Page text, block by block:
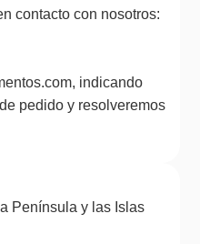
contacto con nosotros:
indicando
pedido y resolveremos
Península y las Islas